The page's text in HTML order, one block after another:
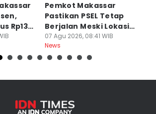
Rp130
Pemkot Makassar
Pastikan PSEL Tetap
Berjalan Meski Lokasi
Belum Final
07 Agu 2026, 08:41 WIB
News